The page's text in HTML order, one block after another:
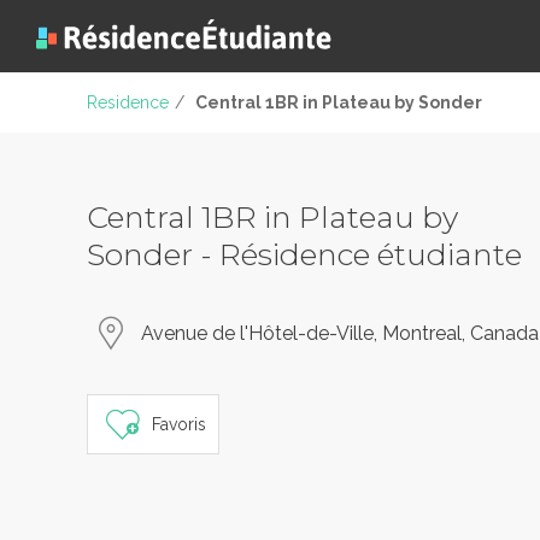
Residence / Central 1BR in Plateau by Sonder
Central 1BR in Plateau by
Sonder - Résidence étudiante
Avenue de l'Hôtel-de-Ville, Montreal, Canada
Favoris